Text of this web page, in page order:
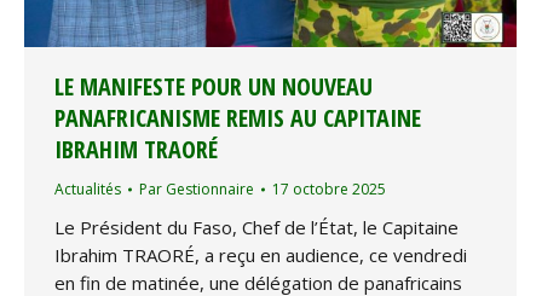
LE MANIFESTE POUR UN NOUVEAU
PANAFRICANISME REMIS AU CAPITAINE
IBRAHIM TRAORÉ
Actualités Par Gestionnaire 17 octobre 2025
Le Président du Faso, Chef de l’État, le Capitaine
Ibrahim TRAORÉ, a reçu en audience, ce vendredi
en fin de matinée, une délégation de panafricains